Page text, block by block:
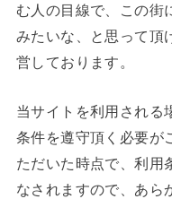
む人の目線で、この街
みたいな、と思って頂
営しております。
当サイトを利用される
条件を遵守頂く必要が
ただいた時点で、利用
なされますので、あら